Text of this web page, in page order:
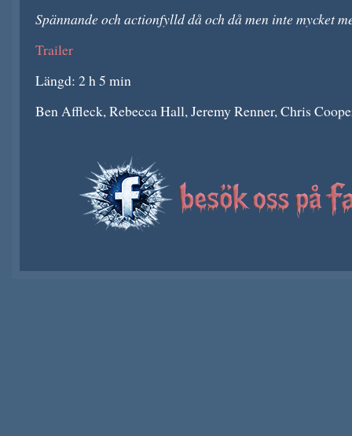
Spännande och actionfylld då och då men inte mycket
Trailer
Längd: 2 h 5 min
Ben Affleck, Rebecca Hall, Jeremy Renner, Chris